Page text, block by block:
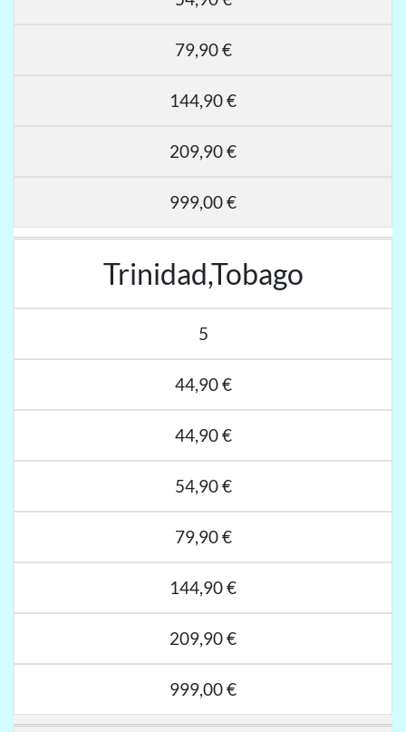
79,90 €
144,90 €
209,90 €
999,00 €
Trinidad,Tobago
5
44,90 €
44,90 €
54,90 €
79,90 €
144,90 €
209,90 €
999,00 €